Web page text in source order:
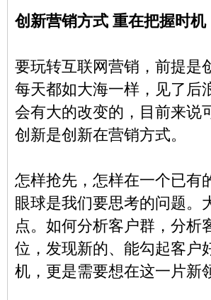
创新营销方式 重在把握时机
要玩转互联网营销，前提是
每天都如大海一样，见了后
会有大的改变的，目前来说
创新是创新在营销方式。
怎样抢先，怎样在一个已有
眼球是我们要思考的问题
点。如何分析客户群，分析
位，发现新的、能勾起客户
机，更是需要想在这一片新